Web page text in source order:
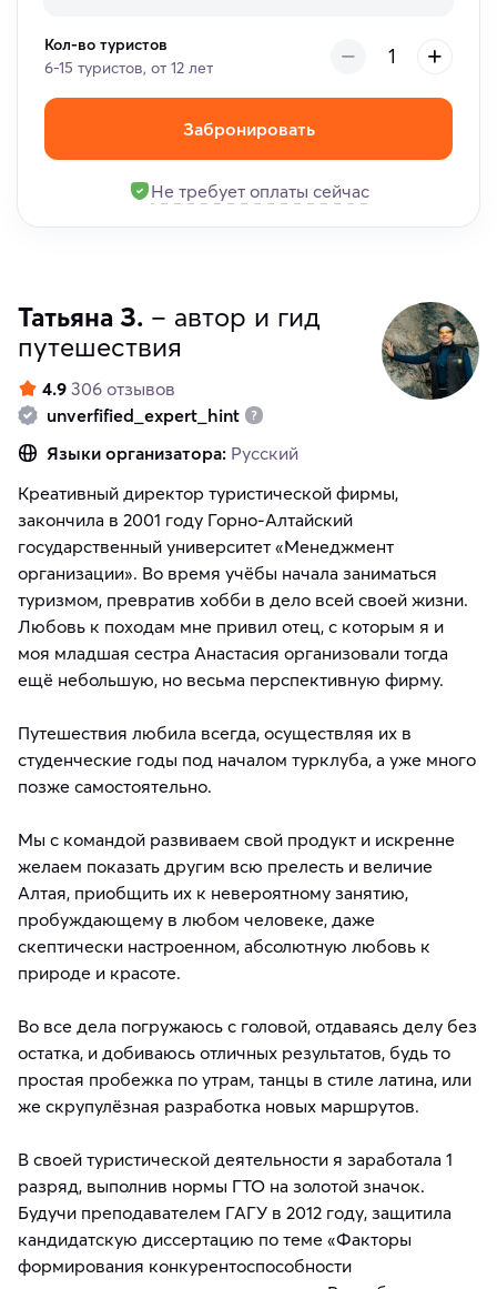
Кол-во туристов
6-15 туристов, от 12 лет
Забронировать
Не требует оплаты сейчас
Татьяна З. – автор и гид
путешествия
4.9 306 отзывов
unverfified_expert_hint
Языки организатора: Русский
Креативный директор туристической фирмы,
закончила в 2001 году Горно-Алтайский
государственный университет «Менеджмент
организации». Во время учёбы начала заниматься
туризмом, превратив хобби в дело всей своей жизни.
Любовь к походам мне привил отец, с которым я и
моя младшая сестра Анастасия организовали тогда
ещё небольшую, но весьма перспективную фирму.
Путешествия любила всегда, осуществляя их в
студенческие годы под началом турклуба, а уже много
позже самостоятельно.
Мы с командой развиваем свой продукт и искренне
желаем показать другим всю прелесть и величие
Алтая, приобщить их к невероятному занятию,
пробуждающему в любом человеке, даже
скептически настроенном, абсолютную любовь к
природе и красоте.
Во все дела погружаюсь с головой, отдаваясь делу без
остатка, и добиваюсь отличных результатов, будь то
простая пробежка по утрам, танцы в стиле латина, или
же скрупулёзная разработка новых маршрутов.
В своей туристической деятельности я заработала 1
разряд, выполнив нормы ГТО на золотой значок.
Будучи преподавателем ГАГУ в 2012 году, защитила
кандидатскую диссертацию по теме «Факторы
формирования конкурентоспособности